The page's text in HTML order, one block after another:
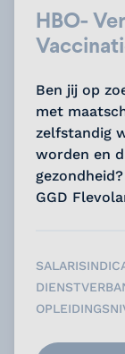
HBO-
Ben jij op
met
zelfstandig
worden en
GGD